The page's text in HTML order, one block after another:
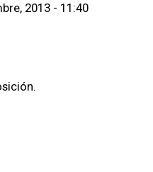
2013 - 11:40